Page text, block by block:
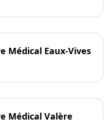
Médical Eaux-Vives
Médical Valère